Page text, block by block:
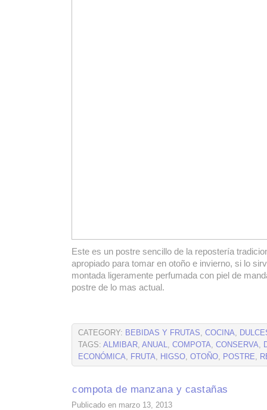
Este es un postre sencillo de la repostería
apropiado para tomar en otoño e invierno, si lo
montada ligeramente perfumada con piel de
postre de lo mas actual.
CATEGORY: BEBIDAS Y FRUTAS, COCINA,
TAGS: ALMIBAR, ANUAL, COMPOTA, CONSERVA,
ECONÓMICA, FRUTA, HIGSO, OTOÑO, POSTRE,
compota de manzana y castañas
Publicado en marzo 13, 2013